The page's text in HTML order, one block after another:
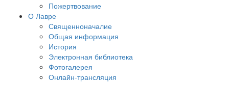
Пожертвование
О Лавре
Священноначалие
Общая информация
История
Электронная библиотека
Фотогалерея
Онлайн-трансляция